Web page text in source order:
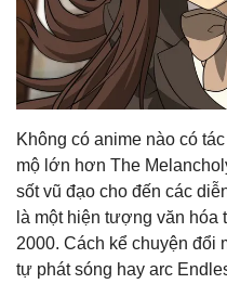
Không có anime nào có
mộ lớn hơn The
sốt vũ đạo cho đến các
là một hiện tượng văn
2000. Cách kể chuyện đổi
tự phát sóng hay arc